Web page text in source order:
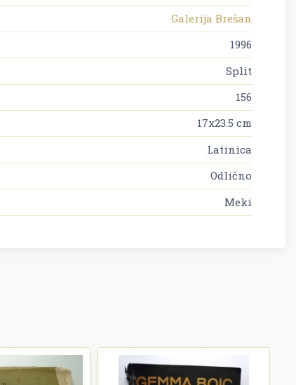
Galerija Brešan
1996
Split
156
17x23.5 cm
Latinica
Odlično
Meki